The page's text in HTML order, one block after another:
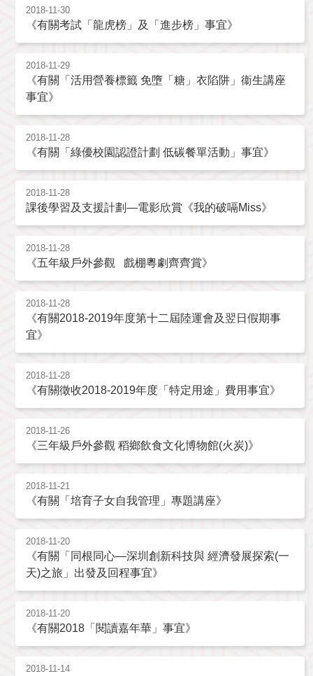
2018-11-30
《有關考試「龍虎榜」及「進步榜」事宜》
2018-11-29
《有關「活用營養標籤 免墮「糖」衣陷阱」衞生講座
事宜》
2018-11-28
《有關「綠優校園認證計劃 低碳餐單活動」事宜》
2018-11-28
課後學習及支援計劃—電影欣賞《我的破嗝Miss》
2018-11-28
《五年級戶外參觀 戲棚粵劇齊齊賞》
2018-11-28
《有關2018-2019年度第十二屆陸運會及翌日假期事
宜》
2018-11-28
《有關徵收2018-2019年度「特定用途」費用事宜》
2018-11-26
《三年級戶外參觀 稻鄉飲食文化博物館(火炭)》
2018-11-21
《有關「培育子女自我管理」專題講座》
2018-11-20
《有關「同根同心—深圳創新科技與 經濟發展探索(一
天)之旅」出發及回程事宜》
2018-11-20
《有關2018「閱讀嘉年華」事宜》
2018-11-14